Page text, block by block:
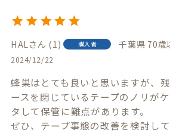
HAL 1 購入者 千葉県 70歳
2024/12/22
蜂巣はとても良いと思いますが、
ースを閉じているテープのノリが
タして保管に難点があります。
ぜひ、テープ事態の改善を検討して